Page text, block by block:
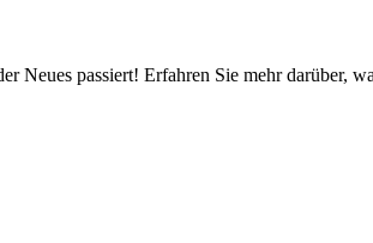
Neues passiert! Erfahren Sie mehr darüber,